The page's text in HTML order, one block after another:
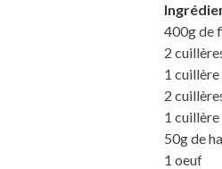
400g de
2
1
2
1 cuillère
50g de
1 oeuf